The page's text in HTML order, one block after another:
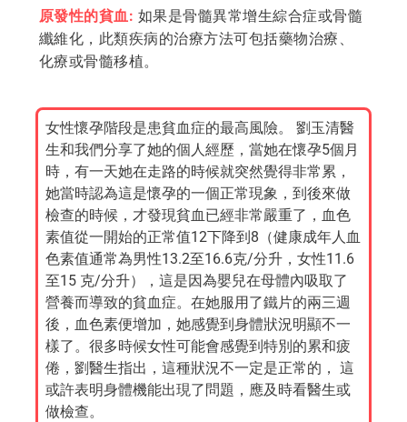
原發性的貧血: 如果是骨髓異常增生綜合症或骨髓
纖維化，此類疾病的治療方法可包括藥物治療、
化療或骨髓移植。
女性懷孕階段是患貧血症的最高風險。 劉玉清醫
生和我們分享了她的個人經歷，當她在懷孕5個月
時，有一天她在走路的時候就突然覺得非常累，
她當時認為這是懷孕的一個正常現象，到後來做
檢查的時候，才發現貧血已經非常嚴重了，血色
素值從一開始的正常值12下降到8（健康成年人血
色素值通常為男性13.2至16.6克/分升，女性11.6
至15 克/分升），這是因為嬰兒在母體內吸取了
營養而導致的貧血症。在她服用了鐵片的兩三週
後，血色素便增加，她感覺到身體狀況明顯不一
樣了。很多時候女性可能會感覺到特別的累和疲
倦，劉醫生指出，這種狀況不一定是正常的， 這
或許表明身體機能出現了問題，應及時看醫生或
做檢查。